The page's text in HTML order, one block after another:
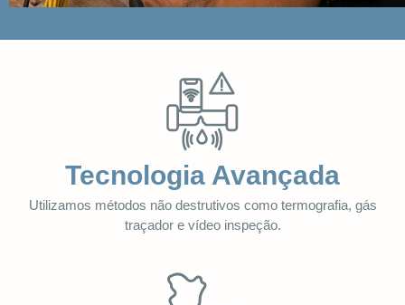
Tecnologia Avançada
Utilizamos métodos não destrutivos como termografia, gás
traçador e vídeo inspeção.